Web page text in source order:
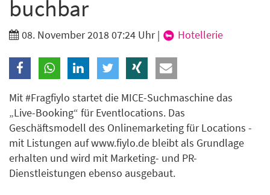
buchbar
08. November 2018 07:24 Uhr| Hotellerie
Mit #Fragfiylo startet die MICE-Suchmaschine das
„Live-Booking“ für Eventlocations. Das
Geschäftsmodell des Onlinemarketing für Locations -
mit Listungen auf www.fiylo.de bleibt als Grundlage
erhalten und wird mit Marketing- und PR-
Dienstleistungen ebenso ausgebaut.
Branche
Ich möchte folgende Newsletter erhalten
Tageskarte-Newsletter (gegen 8.30 Uhr)
Ich habe dieDatenschutzerklärungzur Kenntnis
genommen.